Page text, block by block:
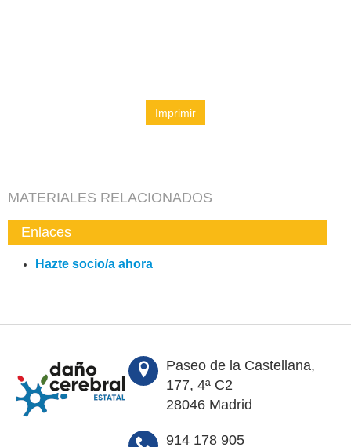
Imprimir
MATERIALES RELACIONADOS
Enlaces
Hazte socio/a ahora
Paseo de la Castellana,
177, 4ª C2
28046 Madrid
914 178 905